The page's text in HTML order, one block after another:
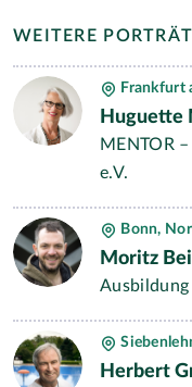
WEITERE
Frankfurt
Huguette
MENTOR
e.V.
Bonn,
Moritz
Ausbildung
Herbert